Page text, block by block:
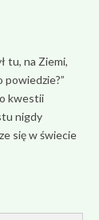
tu, na Ziemi,
powiedzie?”
kwestii
nigdy
się w świecie